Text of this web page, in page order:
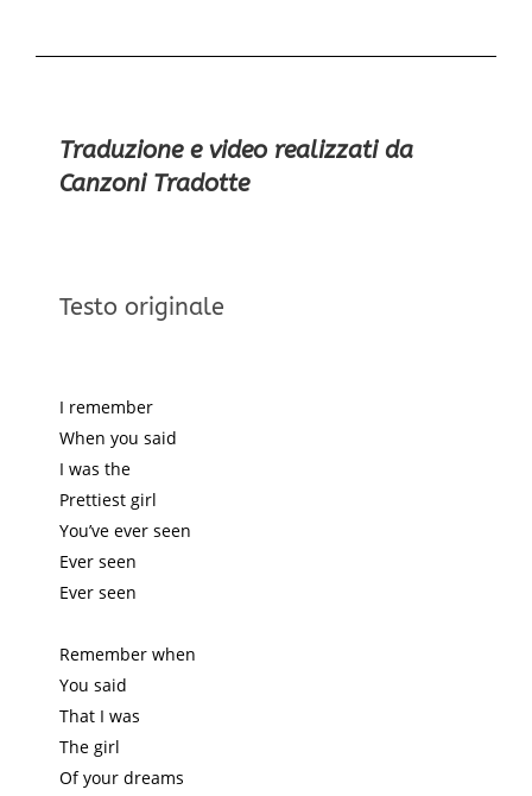
Traduzione e video realizzati da
Canzoni Tradotte
Testo originale
I remember
When you said
I was the
Prettiest girl
You’ve ever seen
Ever seen
Ever seen
Remember when
You said
That I was
The girl
Of your dreams